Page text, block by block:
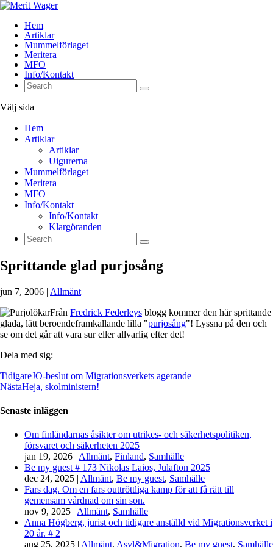
Hem
Artiklar
Mummelförlaget
Meritera
MFO
Info/Kontakt
Välj sida
Hem
Artiklar
Artiklar
Uigurerna
Mummelförlaget
Meritera
MFO
Info/Kontakt
Info/Kontakt
Klargöranden
Sprittande glad purjosång
jun 7, 2006 | Allmänt
Från Fredrick Federleys blogg kommer den här sprittande
glada, lätt beroendeframkallande lilla "purjosång"! Lyssna på den och
se om det går att vara sur eller allvarlig efter det!
Dela med sig:
TidigareJO-beslut om Migrationsverkets agerande
NästaHeja, skolministern!
Senaste inläggen
Om finländarnas åsikter om utrikes- och säkerhetspolitiken,
försvaret och säkerheten 2025
jan 19, 2026 | Allmänt, Finland, Samhälle
Be my guest # 173 Nikolas Laios, Julafton 2025
dec 24, 2025 | Allmänt, Be my guest, Samhälle
Fars dag. Om en fars outtröttliga kamp för att få rätt till
gemensam vårdnad om sin son.
nov 9, 2025 | Allmänt, Samhälle
Anna Högberg, jurist och tidigare anställd vid Migrationsverket i
20 år. # 2
aug 25, 2025 | Allmänt, Asyl&Migration, Be my guest, Samhälle